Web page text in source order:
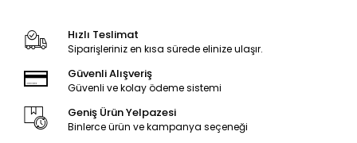
Hızlı Teslimat
Siparişleriniz en kısa sürede elinize ulaşır.
Güvenli Alışveriş
Güvenli ve kolay ödeme sistemi
Geniş Ürün Yelpazesi
Binlerce ürün ve kampanya seçeneği